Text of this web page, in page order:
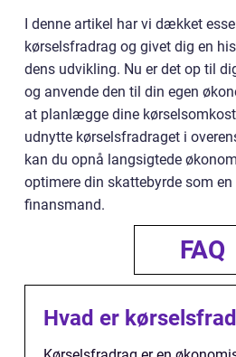
I denne artikel har vi dækket
kørselsfradrag og givet dig en
dens udvikling. Nu er det op til
og anvende den til din egen
at planlægge dine
udnytte kørselsfradraget i
kan du opnå langsigtede
optimere din skattebyrde som
finansmand.
FAQ
Hvad er